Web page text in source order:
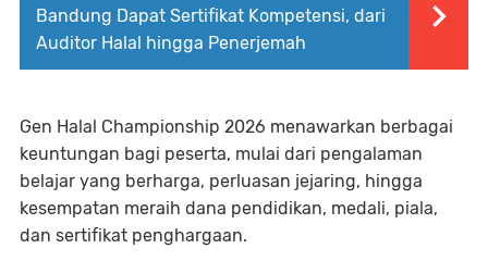
Bandung Dapat Sertifikat Kompetensi, dari
Auditor Halal hingga Penerjemah
Gen Halal Championship 2026 menawarkan berbagai
keuntungan bagi peserta, mulai dari pengalaman
belajar yang berharga, perluasan jejaring, hingga
kesempatan meraih dana pendidikan, medali, piala,
dan sertifikat penghargaan.